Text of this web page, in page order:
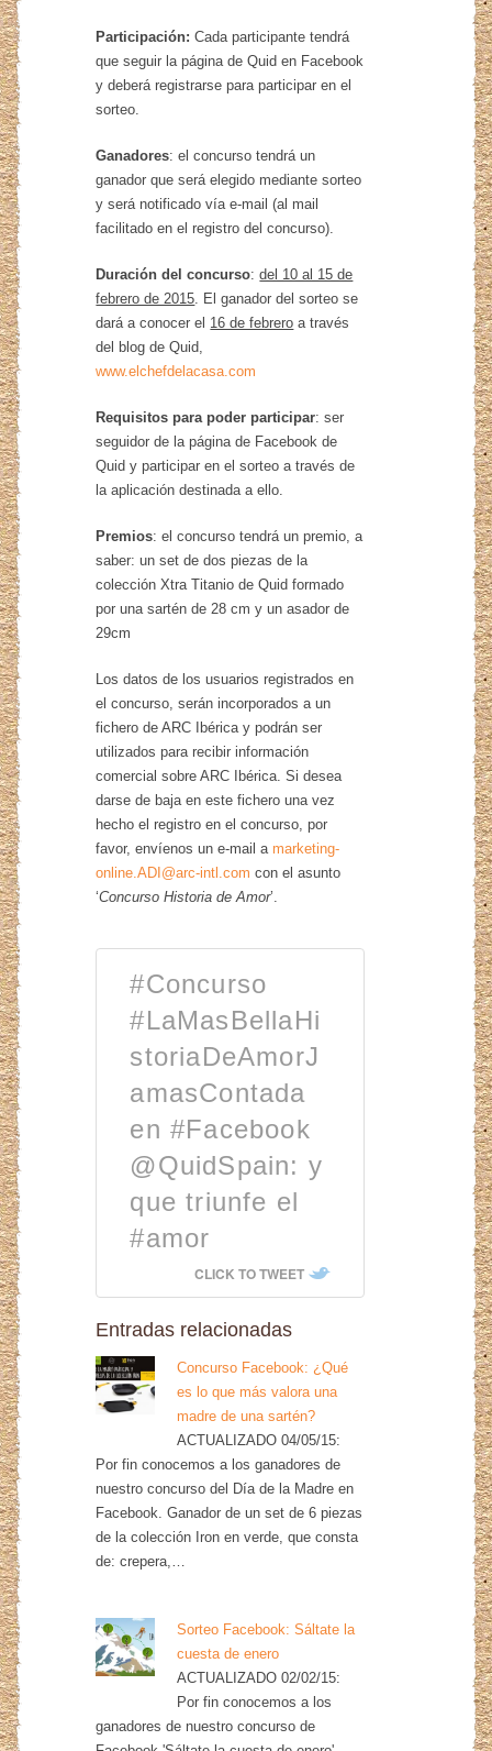
Participación: Cada participante tendrá
que seguir la página de Quid en Facebook
y deberá registrarse para participar en el
sorteo.
Ganadores: el concurso tendrá un
ganador que será elegido mediante sorteo
y será notificado vía e-mail (al mail
facilitado en el registro del concurso).
Duración del concurso:del 10 al 15 de
febrero de 2015 . El ganador del sorteo se
dará a conocer el 16 de febrero a través
del blog de Quid,
www.elchefdelacasa.com
Requisitos para poder participar: ser
seguidor de la página de Facebook de
Quid y participar en el sorteo a través de
la aplicación destinada a ello.
Premios: el concurso tendrá un premio, a
saber: un set de dos piezas de la
colección Xtra Titanio de Quid formado
por una sartén de 28 cm y un asador de
29cm
Los datos de los usuarios registrados en
el concurso, serán incorporados a un
fichero de ARC Ibérica y podrán ser
utilizados para recibir información
comercial sobre ARC Ibérica. Si desea
darse de baja en este fichero una vez
hecho el registro en el concurso, por
favor, envíenos un e-mail amarketing-
online.ADI@arc-intl.com con el asunto
‘Concurso Historia de Amor’.
#Concurso
#LaMasBellaHi
storiaDeAmorJ
amasContada
en #Facebook
@QuidSpain: y
que triunfe el
#amor
CLICK TO TWEET
Entradas relacionadas
Concurso Facebook: ¿Qué
es lo que más valora una
madre de una sartén?
ACTUALIZADO 04/05/15:
Por fin conocemos a los ganadores de
nuestro concurso del Día de la Madre en
Facebook. Ganador de un set de 6 piezas
de la colección Iron en verde, que consta
de: crepera,…
Sorteo Facebook: Sáltate la
cuesta de enero
ACTUALIZADO 02/02/15:
Por fin conocemos a los
ganadores de nuestro concurso de